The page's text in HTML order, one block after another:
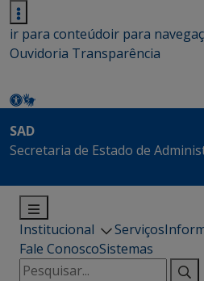
ir para conteúdoir para
Ouvidoria Transparência
SAD
Secretaria de Estado de
Institucional Serviços
Fale ConoscoSistemas
Pesquisar